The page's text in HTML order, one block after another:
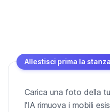
Allestisci prima la
Carica una foto della
l'IA rimuova i mobili